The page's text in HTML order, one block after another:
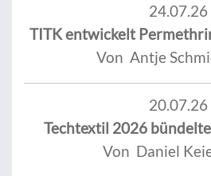
24.07.26
TITK entwickelt
Von Antje
20.07.26
Techtextil 2026
Von Daniel